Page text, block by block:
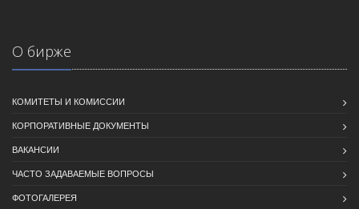
О бирже
КОМИТЕТЫ И КОМИССИИ
КОРПОРАТИВНЫЕ ДОКУМЕНТЫ
ВАКАНСИИ
ЧАСТО ЗАДАВАЕМЫЕ ВОПРОСЫ
ФОТОГАЛЕРЕЯ